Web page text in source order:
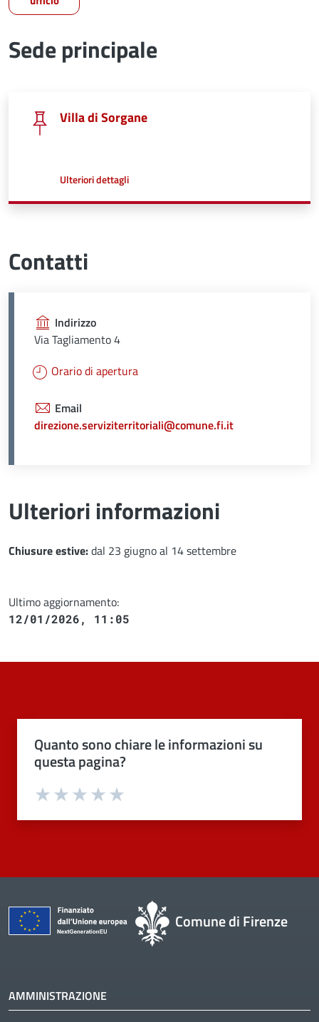
Sede principale
Villa di Sorgane
Ulteriori dettaglia proposito di
Contatti
Indirizzo
Via Tagliamento 4
Orario di apertura
Email
direzione.serviziterritoriali@comune.fi.it
Ulteriori informazioni
Chiusure estive:dal 23 giugno al 14 settembre
Ultimo aggiornamento:
12/01/2026, 11:05
Quanto sono chiare le informazioni su
questa pagina?
Valuta 4 stelle su 5
Valuta 3 stelle su 5
Valuta 2 stelle su 5
Valuta 1 stelle su 5
Comune di Firenze
AMMINISTRAZIONE